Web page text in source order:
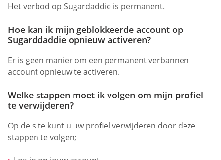
Het verbod op Sugardaddie is permanent.
Hoe kan ik mijn geblokkeerde account op
Sugarddaddie opnieuw activeren?
Er is geen manier om een permanent verbannen
account opnieuw te activeren.
Welke stappen moet ik volgen om mijn profiel
te verwijderen?
Op de site kunt u uw profiel verwijderen door deze
stappen te volgen;